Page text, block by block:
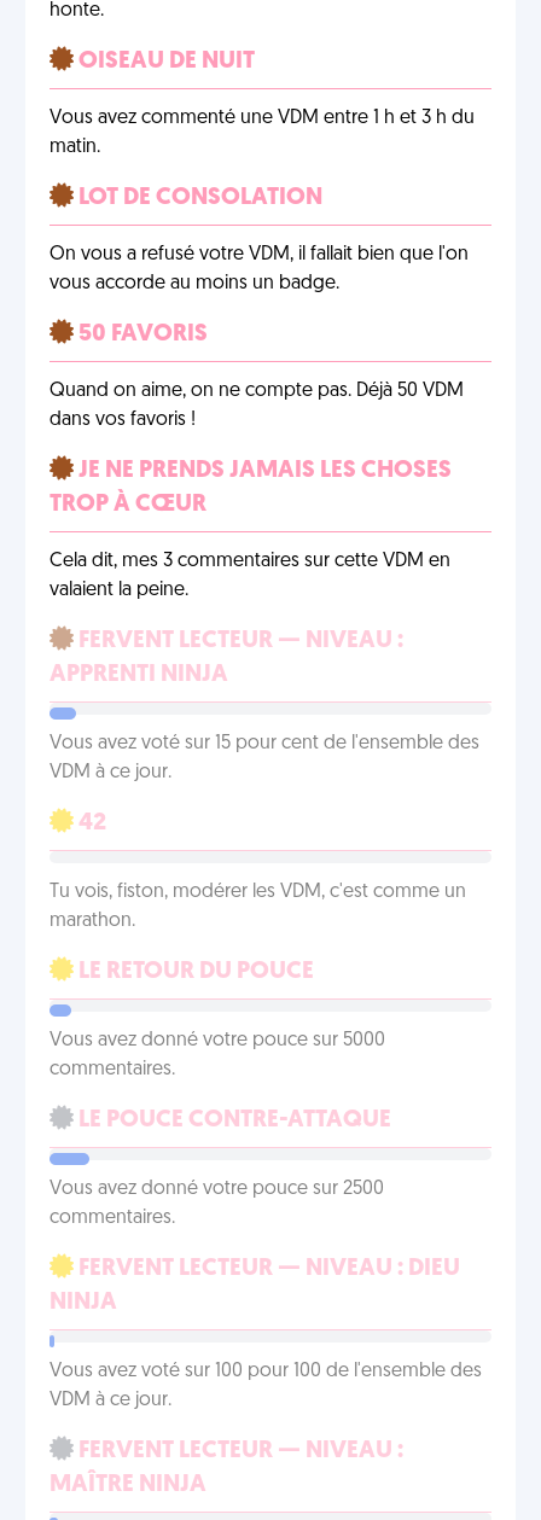
honte.
OISEAU DE NUIT
Vous avez commenté une VDM entre 1 h et 3 h du
matin.
LOT DE CONSOLATION
On vous a refusé votre VDM, il fallait bien que l'on
vous accorde au moins un badge.
50 FAVORIS
Quand on aime, on ne compte pas. Déjà 50 VDM
dans vos favoris !
JE NE PRENDS JAMAIS LES CHOSES
TROP À CŒUR
Cela dit, mes 3 commentaires sur cette VDM en
valaient la peine.
FERVENT LECTEUR — NIVEAU :
APPRENTI NINJA
Vous avez voté sur 15 pour cent de l'ensemble des
VDM à ce jour.
42
Tu vois, fiston, modérer les VDM, c'est comme un
marathon.
LE RETOUR DU POUCE
Vous avez donné votre pouce sur 5000
commentaires.
LE POUCE CONTRE-ATTAQUE
Vous avez donné votre pouce sur 2500
commentaires.
FERVENT LECTEUR — NIVEAU : DIEU
NINJA
Vous avez voté sur 100 pour 100 de l'ensemble des
VDM à ce jour.
FERVENT LECTEUR — NIVEAU :
MAÎTRE NINJA